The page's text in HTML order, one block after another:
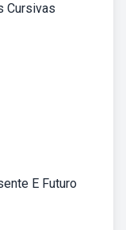
Cursivas
E Futuro